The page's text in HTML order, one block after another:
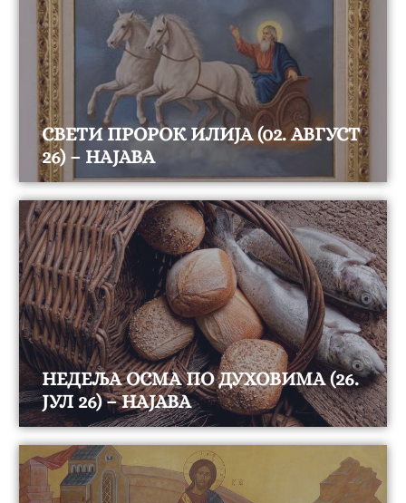
СВЕТИ ПРОРОК ИЛИЈА (02. АВГУСТ
26) – НАЈАВА
НЕДЕЉА ОСМА ПО ДУХОВИМА (26.
ЈУЛ 26) – НАЈАВА